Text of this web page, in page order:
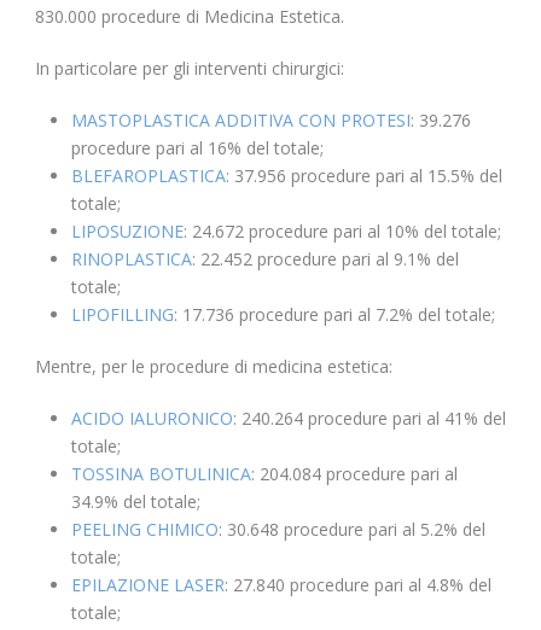
830.000 procedure di Medicina Estetica.
In particolare per gli interventi chirurgici:
MASTOPLASTICA ADDITIVA CON PROTESI: 39.276
procedure pari al 16% del totale;
BLEFAROPLASTICA: 37.956 procedure pari al 15.5% del
totale;
LIPOSUZIONE: 24.672 procedure pari al 10% del totale;
RINOPLASTICA: 22.452 procedure pari al 9.1% del
totale;
LIPOFILLING: 17.736 procedure pari al 7.2% del totale;
Mentre, per le procedure di medicina estetica:
ACIDO IALURONICO: 240.264 procedure pari al 41% del
totale;
TOSSINA BOTULINICA: 204.084 procedure pari al
34.9% del totale;
PEELING CHIMICO: 30.648 procedure pari al 5.2% del
totale;
EPILAZIONE LASER: 27.840 procedure pari al 4.8% del
totale;